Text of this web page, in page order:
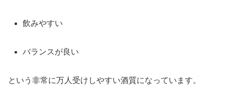
飲みやすい
バランスが良い
という非常に万人受けしやすい酒質になっています。